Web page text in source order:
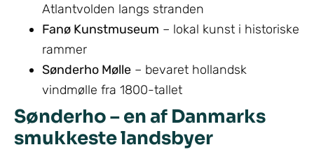
Atlantvolden langs stranden
Fanø Kunstmuseum – lokal kunst i historiske
rammer
Sønderho Mølle – bevaret hollandsk
vindmølle fra 1800-tallet
Sønderho – en af Danmarks
smukkeste landsbyer